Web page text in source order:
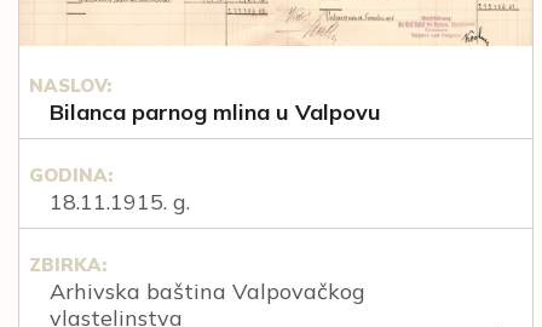
NASLOV:
Bilanca parnog mlina u Valpovu
GODINA:
18.11.1915. g.
ZBIRKA:
Arhivska baština Valpovačkog
vlastelinstva